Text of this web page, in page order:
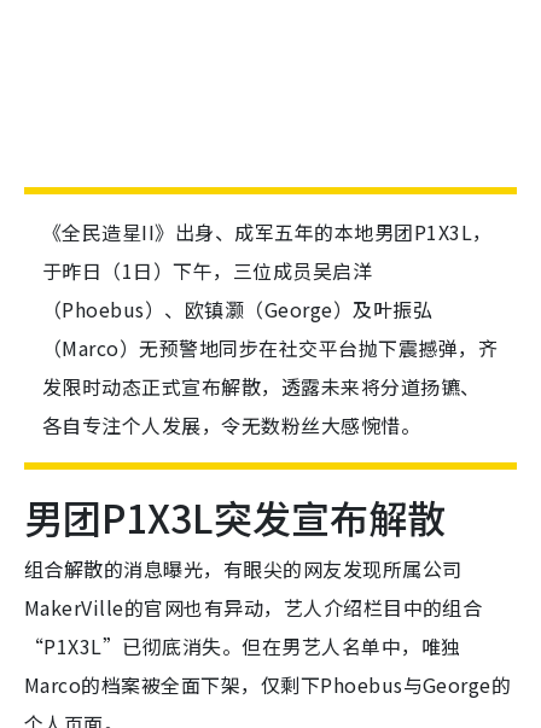
《全民造星II》出身、成军五年的本地男团P1X3L，
于昨日（1日）下午，三位成员吴启洋
（Phoebus）、欧镇灏（George）及叶振弘
（Marco）无预警地同步在社交平台抛下震撼弹，齐
发限时动态正式宣布解散，透露未来将分道扬镳、
各自专注个人发展，令无数粉丝大感惋惜。
男团P1X3L突发宣布解散
组合解散的消息曝光，有眼尖的网友发现所属公司
MakerVille的官网也有异动，艺人介绍栏目中的组合
“P1X3L”已彻底消失。但在男艺人名单中，唯独
Marco的档案被全面下架，仅剩下Phoebus与George的